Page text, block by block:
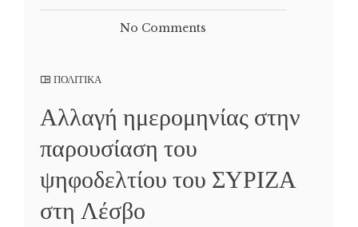
No Comments
ΠΟΛΙΤΙΚΑ
Αλλαγή ημερομηνίας στην
παρουσίαση του
ψηφοδελτίου του ΣΥΡΙΖΑ
στη Λέσβο